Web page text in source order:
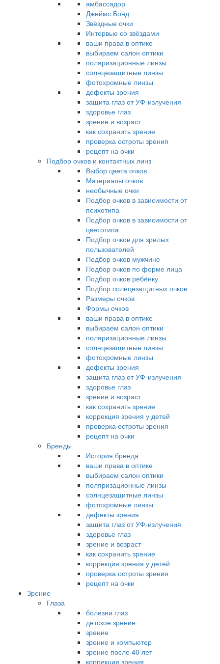
амбассадор
Джеймс Бонд
Звёздные очки
Интервью со звёздами
ваши права в оптике
выбираем салон оптики
поляризационные линзы
солнцезащитные линзы
фотохромные линзы
дефекты зрения
защита глаз от УФ-излучения
здоровье глаз
зрение и возраст
как сохранить зрение
проверка остроты зрения
рецепт на очки
Подбор очков и контактных линз
Выбор цвета очков
Материалы очков
необычные очки
Подбор очков в зависимости от
психотипа
Подбор очков в зависимости от
цветотипа
Подбор очков для зрелых
пользователей
Подбор очков мужчине
Подбор очков по форме лица
Подбор очков ребёнку
Подбор солнцезащитных очков
Размеры очков
Формы очков
ваши права в оптике
выбираем салон оптики
поляризационные линзы
солнцезащитные линзы
фотохромные линзы
дефекты зрения
защита глаз от УФ-излучения
здоровье глаз
зрение и возраст
как сохранить зрение
коррекция зрения у детей
проверка остроты зрения
рецепт на очки
Бренды
История бренда
ваши права в оптике
выбираем салон оптики
поляризационные линзы
солнцезащитные линзы
фотохромные линзы
дефекты зрения
защита глаз от УФ-излучения
здоровье глаз
зрение и возраст
как сохранить зрение
коррекция зрения у детей
проверка остроты зрения
рецепт на очки
Зрение
Глаза
болезни глаз
детское зрение
зрение
зрение и компьютер
зрение после 40 лет
коррекция зрения